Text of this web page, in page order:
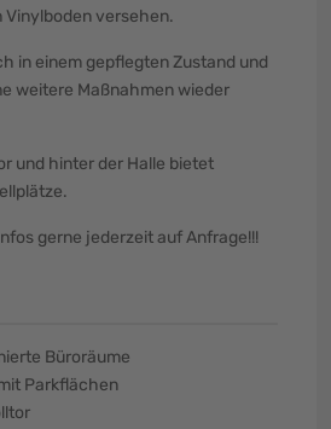
versehen.
in einem gepflegten Zustand und
weitere Maßnahmen wieder
und hinter der Halle bietet
gerne jederzeit auf Anfrage!!!
Büroräume
Parkflächen